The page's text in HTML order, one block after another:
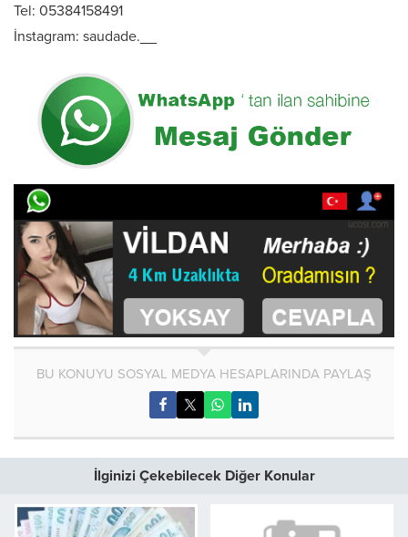
Tel: 05384158491
İnstagram: saudade.__
BU KONUYU SOSYAL MEDYA HESAPLARINDA PAYLAŞ
İlginizi Çekebilecek Diğer Konular